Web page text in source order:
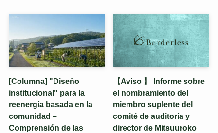
[Columna] "Diseño
institucional" para la
reenergía basada en la
comunidad –
Comprensión de las
【Aviso 】 Informe sobre
el nombramiento del
miembro suplente del
comité de auditoría y
director de Mitsuuroko